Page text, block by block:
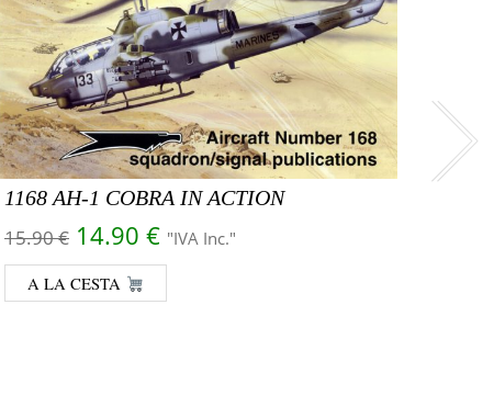
1168 AH-1 COBRA IN ACTION
15.90€ El precio original era: 15.90 €.
14.90 €El precio actual es: 14.90 €.
"IVA Inc."
A LA CESTA